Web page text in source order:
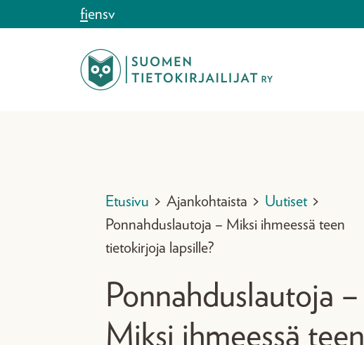
Siirry sisältöönfiensv
Etusivu > Ajankohtaista > Uutiset >
Ponnahduslautoja – Miksi ihmeessä teen
tietokirjoja lapsille?
Ponnahduslautoja –
Miksi ihmeessä teen